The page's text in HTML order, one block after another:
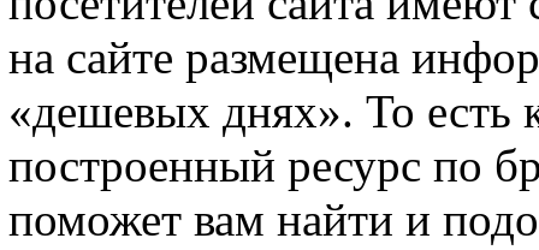
на сайте размещена
«дешевых днях». То есть
построенный ресурс по
поможет вам найти и